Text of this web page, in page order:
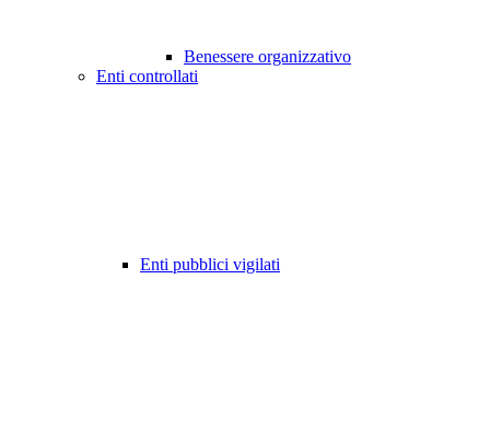
Benessere organizzativo
Enti controllati
Enti pubblici vigilati